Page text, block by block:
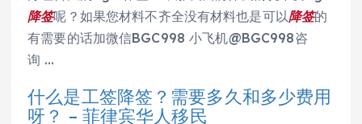
降签呢？如果您材料不齐全没有材料也是可以降签的
有需要的话加微信BGC998 小飞机@BGC998咨
询 …
什么是工签降签？需要多久和多少费用
呀？ – 菲律宾华人移民